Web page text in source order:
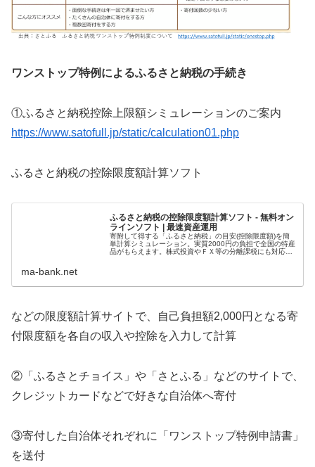
ワンストップ特例によるふるさと納税の手続き
①ふるさと納税控除上限額シミュレーションのご案内
https://www.satofull.jp/static/calculation01.php
ふるさと納税の控除限度額計算ソフト
ふるさと納税の控除限度額計算ソフト - 無料オン
ラインソフト | 最速資産運用
寄附して得する「ふるさと納税」の目安(控除限度額)を簡
単計算シミュレーション。実質2000円の負担で全国の特産
品がもらえます。株式投資やＦＸ等の分離課税にも対応。
ma-bank.net
などの限度額計算サイトで、自己負担額2,000円となる寄
付限度額を各自の収入や控除を入力して計算
②「ふるさとチョイス」や「さとふる」などのサイトで、
クレジットカードなどで好きな自治体へ寄付
③寄付した自治体それぞれに「ワンストップ特例申請書」
を送付